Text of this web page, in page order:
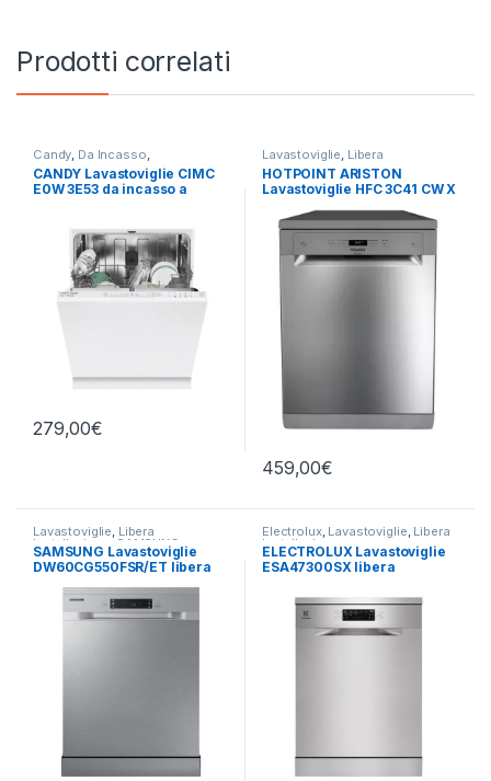
Prodotti correlati
Candy Da Incasso
Lavastoviglie
CANDY Lavastoviglie CIMC
E0W 3E53 da incasso a
279,00€
Lavastoviglie Libera
Installazione
HOTPOINT ARISTON
Lavastoviglie HFC 3C41 CW X
459,00€
Lavastoviglie, Libera
Installazione, SAMSUNG
SAMSUNG Lavastoviglie
DW60CG550FSR/ET libera
Electrolux, Lavastoviglie, Libera
Installazione
ELECTROLUX Lavastoviglie
ESA47300SX libera